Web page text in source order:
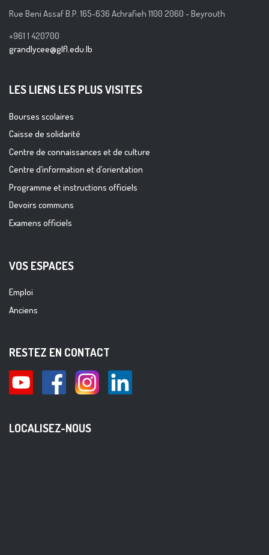
Rue Beni Assaf B.P. 165-636 Achrafieh 1100 2060 - Beyrouth
+961 1 420700
grandlycee@glfl.edu.lb
LES LIENS LES PLUS VISITES
Bourses scolaires
Caisse de solidarité
Centre de connaissances et de culture
Centre d’information et d’orientation
Programme et instructions officiels
Devoirs communs
Examens officiels
VOS ESPACES
Emploi
Anciens
RESTEZ EN CONTACT
LOCALISEZ-NOUS